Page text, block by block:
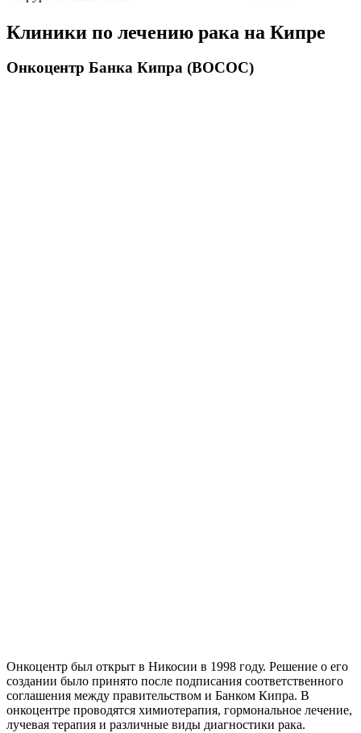
Клиники по лечению рака на Кипре
Онкоцентр Банка Кипра (BOCOC)
Онкоцентр был открыт в Никосии в 1998 году. Решение о его
создании было принято после подписания соответственного
соглашения между правительством и Банком Кипра. В
онкоцентре проводятся химиотерапия, гормональное лечение,
лучевая терапия и различные виды диагностики рака.